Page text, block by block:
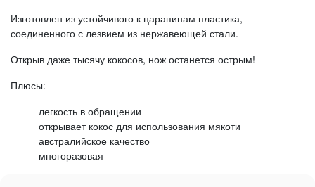
Изготовлен из устойчивого к царапинам пластика,
соединенного с лезвием из нержавеющей стали.
Открыв даже тысячу кокосов, нож останется острым!
Плюсы:
легкость в обращении
открывает кокос для использования мякоти
австралийское качество
многоразовая